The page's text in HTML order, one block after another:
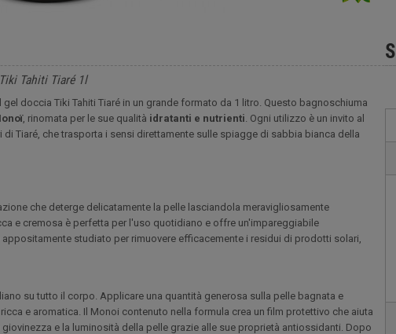
Tahiti Tiaré 1l
doccia Tiki Tahiti Tiaré in un grande formato da 1 litro. Questo bagnoschiuma
, rinomata per le sue qualità idratanti e nutrienti. Ogni utilizzo è un invito al
Tiaré, che trasporta i sensi direttamente sulle spiagge di sabbia bianca della
che deterge delicatamente la pelle lasciandola meravigliosamente
e cremosa è perfetta per l'uso quotidiano e offre un'impareggiabile
studiato per rimuovere efficacemente i residui di prodotti solari,
su tutto il corpo. Applicare una quantità generosa sulla pelle bagnata e
e aromatica. Il Monoi contenuto nella formula crea un film protettivo che aiuta
e la luminosità della pelle grazie alle sue proprietà antiossidanti. Dopo